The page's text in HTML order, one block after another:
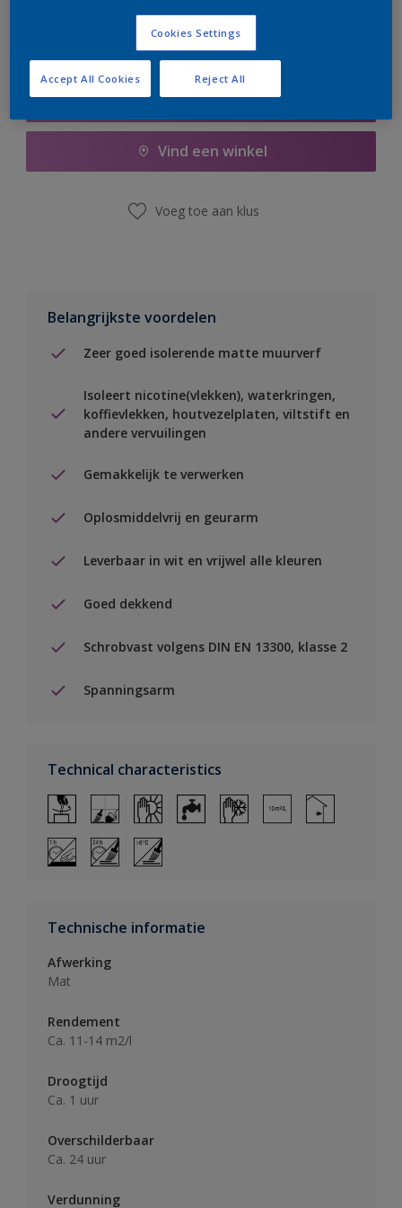
Boodschappenlijst
Vind een winkel
Voeg toe aan klus
Belangrijkste voordelen
Zeer goed isolerende matte muurverf
Isoleert nicotine(vlekken), waterkringen,
koffievlekken, houtvezelplaten, viltstift en
andere vervuilingen
Gemakkelijk te verwerken
Oplosmiddelvrij en geurarm
Leverbaar in wit en vrijwel alle kleuren
Goed dekkend
Schrobvast volgens DIN EN 13300, klasse 2
Spanningsarm
Technical characteristics
Technische informatie
Afwerking
Mat
Rendement
Ca. 11-14 m2/l
Droogtijd
Ca. 1 uur
Overschilderbaar
Ca. 24 uur
Verdunning
Cookies Settings
Reject All
Accept All Cookies